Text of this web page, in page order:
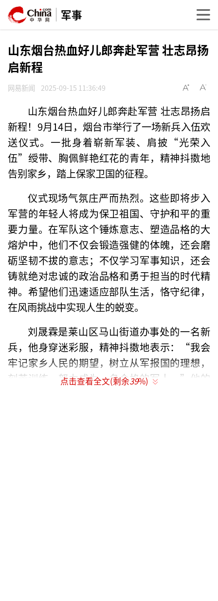
军事
山东烟台热血好儿郎奔赴军营 壮志昂扬
启新程
网易新闻 2025-09-15 11:36:49
山东烟台热血好儿郎奔赴军营 壮志昂扬启
新程！9月14日，烟台市举行了一场新兵入伍欢
送仪式。一批身着崭新军装、肩披“光荣入
伍”绶带、胸佩鲜艳红花的青年，精神抖擞地
告别家乡，踏上保家卫国的征程。
仪式现场气氛庄严而热烈。这些即将步入
军营的年轻人将成为保卫祖国、守护和平的重
要力量。在军队这个锤炼意志、塑造品格的大
熔炉中，他们不仅会锻造强健的体魄，还会磨
砺坚韧不拔的意志；不仅学习军事知识，还会
铸就绝对忠诚的政治品格和勇于担当的时代精
神。希望他们迅速适应部队生活，恪守纪律，
在风雨挑战中实现人生的蜕变。
刘晟霖是莱山区马山街道办事处的一名新
兵，他身穿迷彩服，精神抖擞地表示：“我会
牢记家乡人民的期望，树立从军报国的理想，
刻苦训练，努力成为一名合格的军人。”他的
点击查看全文(剩余39%)